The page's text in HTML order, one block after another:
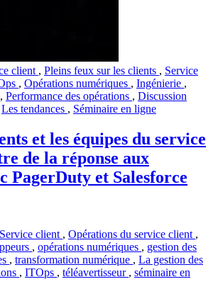
client , Pleins feux sur les clients , Service
, Opérations numériques , Ingénierie ,
, Performance des opérations , Discussion
Les tendances , Séminaire en ligne
et les équipes du service
de la réponse aux
PagerDuty et Salesforce
Service client , Opérations du service client ,
, opérations numériques , gestion des
, transformation numérique , La gestion des
, ITOps , téléavertisseur , séminaire en